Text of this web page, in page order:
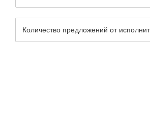
Количество предложений от